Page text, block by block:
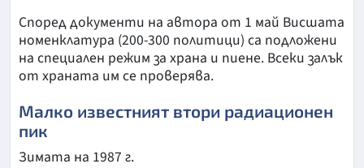
Според документи на автора от 1 май Висшата
номенклатура (200-300 политици) са подложени
на специален режим за храна и пиене. Всеки залък
от храната им се проверява.
Малко известният втори радиационен
пик
Зимата на 1987 г.